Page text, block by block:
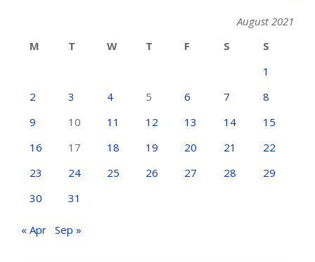
August 2021
M
T W T F S
S
1
2
3 4 5 6 7
8
9
10 11 12 13 14
15
16
17 18 19 20 21
22
23
24 25 26 27 28
29
30
31
« Apr Sep »